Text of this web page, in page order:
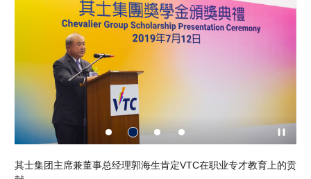
其士集团主席兼董事总经理郭海生肯定VTC在职业专才教育上的贡